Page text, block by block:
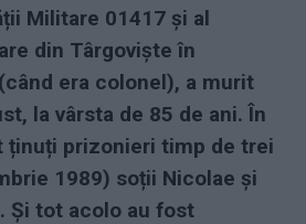
Militare 01417 și al
din Târgoviște în
era colonel), a murit
la vârsta de 85 de ani. În
ținuți prizonieri timp de trei
1989) soții Nicolae și
Și tot acolo au fost